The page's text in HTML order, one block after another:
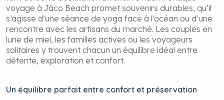
voyage à Jàco Beach promet souvenirs durables, qu’il
s’agisse d’une séance de yoga face à l’océan ou d’une
rencontre avec les artisans du marché. Les couples en
lune de miel, les familles actives ou les voyageurs
solitaires y trouvent chacun un équilibre idéal entre
détente, exploration et confort.
Un équilibre parfait entre confort et préservation